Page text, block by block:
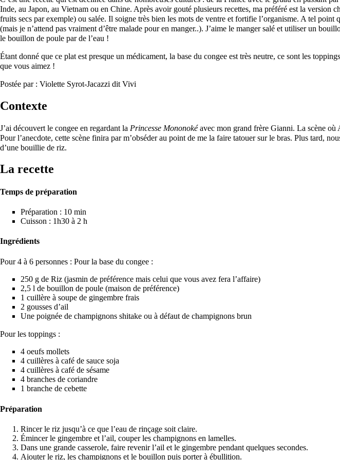
Inde, au Japon, au Vietnam ou en Chine. Après avoir gouté plusieurs recettes, ma préféré est la version
fruits secs par exemple) ou salée. Il soigne très bien les mots de ventre et fortifie l’organisme. A tel
(mais je n’attend pas vraiment d’être malade pour en manger..). J’aime le manger salé et utiliser un
le bouillon de poule par de l’eau !
Étant donné que ce plat est presque un médicament, la base du congee est très neutre, ce sont les
que vous aimez !
Postée par : Violette Syrot-Jacazzi dit Vivi
Contexte
J’ai découvert le congee en regardant la Princesse Mononokéavec mon grand frère Gianni. La scène où
Pour l’anecdote, cette scène finira par m’obséder au point de me la faire tatouer sur le bras. Plus tard,
d’une bouillie de riz.
La recette
Temps de préparation
Préparation : 10 min
Cuisson : 1h30 à 2 h
Ingrédients
Pour 4 à 6 personnes : Pour la base du congee :
250 g de Riz (jasmin de préférence mais celui que vous avez fera l’affaire)
2,5 l de bouillon de poule (maison de préférence)
1 cuillère à soupe de gingembre frais
2 gousses d’ail
Une poignée de champignons shitake ou à défaut de champignons brun
Pour les toppings :
4 oeufs mollets
4 cuillères à café de sauce soja
4 cuillères à café de sésame
4 branches de coriandre
1 branche de cebette
Préparation
Rincer le riz jusqu’à ce que l’eau de rinçage soit claire.
Émincer le gingembre et l’ail, couper les champignons en lamelles.
Dans une grande casserole, faire revenir l’ail et le gingembre pendant quelques secondes.
Ajouter le riz, les champignons et le bouillon puis porter à ébullition.